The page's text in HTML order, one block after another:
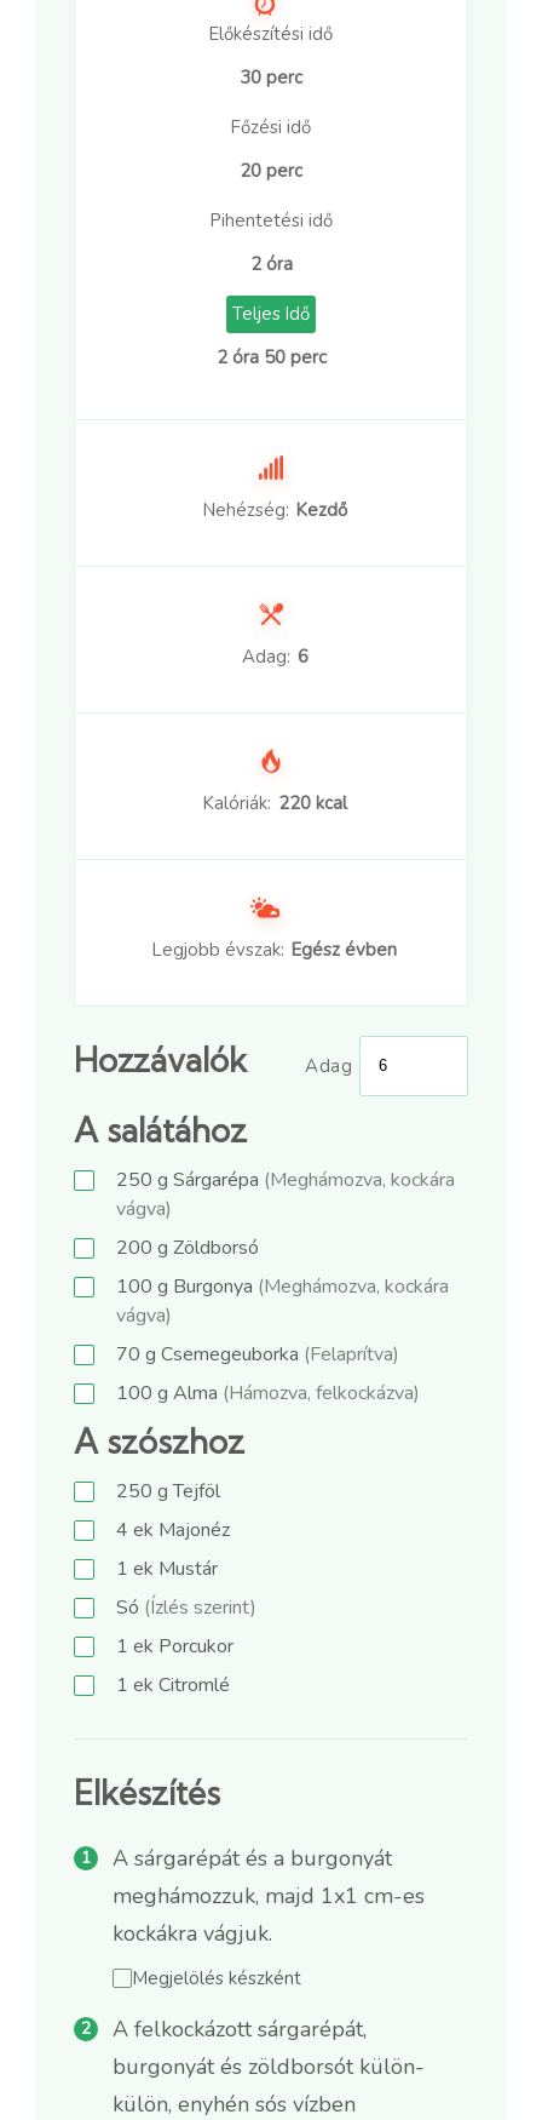
Előkészítési idő
30 perc
Főzési idő
20 perc
Pihentetési idő
2 óra
Teljes Idő
2 óra 50 perc
Nehézség: Kezdő
Adag: 6
Kalóriák: 220 kcal
Legjobb évszak: Egész évben
Hozzávalók Adag
A salátához
250 g Sárgarépa (Meghámozva, kockára
vágva)
200 g Zöldborsó
100 g Burgonya (Meghámozva, kockára
vágva)
70 g Csemegeuborka (Felaprítva)
100 g Alma (Hámozva, felkockázva)
A szószhoz
250 gTejföl
4 ek Majonéz
1 ek Mustár
Só (Ízlés szerint)
1 ek Porcukor
1 ek Citromlé
Elkészítés
A sárgarépát és a burgonyát
meghámozzuk, majd 1x1 cm-es
kockákra vágjuk.
Megjelölés készként
A felkockázott sárgarépát,
burgonyát és zöldborsót külön-
külön, enyhén sós vízben